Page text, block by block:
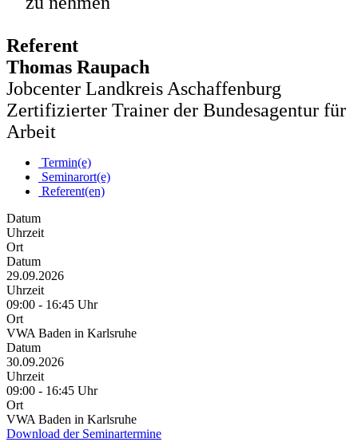
Referent
Thomas Raupach
Jobcenter Landkreis Aschaffenburg
Zertifizierter Trainer der Bundesagentur für
Arbeit
Termin(e)
Seminarort(e)
Referent(en)
Datum
Uhrzeit
Ort
Datum
29.09.2026
Uhrzeit
09:00 - 16:45 Uhr
Ort
VWA Baden in Karlsruhe
Datum
30.09.2026
Uhrzeit
09:00 - 16:45 Uhr
Ort
VWA Baden in Karlsruhe
Download der Seminartermine